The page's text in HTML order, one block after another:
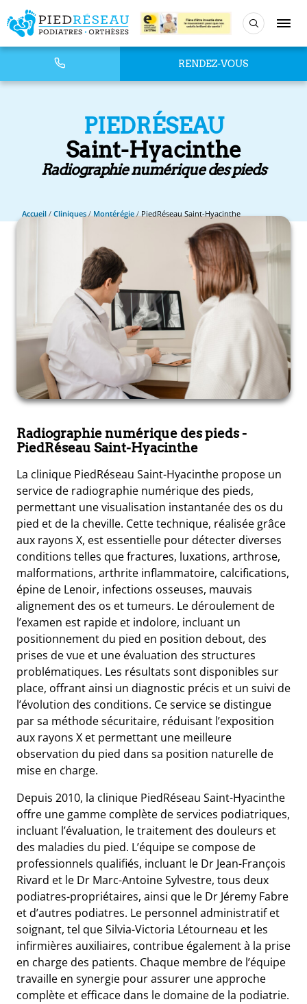
RENDEZ-VOUS
PIEDRÉSEAU
Saint-Hyacinthe
Radiographie numérique des pieds
Accueil/ Cliniques/Montérégie/PiedRéseau Saint-Hyacinthe
Radiographie numérique des pieds-
PiedRéseau Saint-Hyacinthe
La clinique PiedRéseau Saint-Hyacinthe propose un
service de radiographie numérique des pieds,
permettant une visualisation instantanée des os du
pied et de la cheville. Cette technique, réalisée grâce
aux rayons X, est essentielle pour détecter diverses
conditions telles que fractures, luxations, arthrose,
malformations, arthrite inflammatoire, calcifications,
épine de Lenoir, infections osseuses, mauvais
alignement des os et tumeurs. Le déroulement de
l’examen est rapide et indolore, incluant un
positionnement du pied en position debout, des
prises de vue et une évaluation des structures
problématiques. Les résultats sont disponibles sur
place, offrant ainsi un diagnostic précis et un suivi de
l’évolution des conditions. Ce service se distingue
par sa méthode sécuritaire, réduisant l’exposition
aux rayons X et permettant une meilleure
observation du pied dans sa position naturelle de
mise en charge.
Depuis 2010, la clinique PiedRéseau Saint-Hyacinthe
offre une gamme complète de services podiatriques,
incluant l’évaluation, le traitement des douleurs et
des maladies du pied. L’équipe se compose de
professionnels qualifiés, incluant le Dr Jean-François
Rivard et le Dr Marc-Antoine Sylvestre, tous deux
podiatres-propriétaires, ainsi que le Dr Jéremy Fabre
et d’autres podiatres. Le personnel administratif et
soignant, tel que Silvia-Victoria Létourneau et les
infirmières auxiliaires, contribue également à la prise
en charge des patients. Chaque membre de l’équipe
travaille en synergie pour assurer une approche
complète et efficace dans le domaine de la podiatrie.